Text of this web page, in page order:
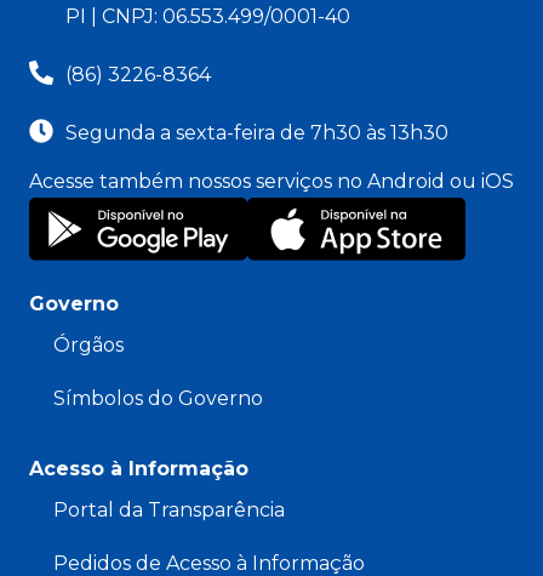
PI | CNPJ: 06.553.499/0001-40
(86) 3226-8364
Segunda a sexta-feira de 7h30 às 13h30
Acesse também nossos serviços no Android ou iOS
Governo
Órgãos
Símbolos do Governo
Acesso à Informação
Portal da Transparência
Pedidos de Acesso à Informação